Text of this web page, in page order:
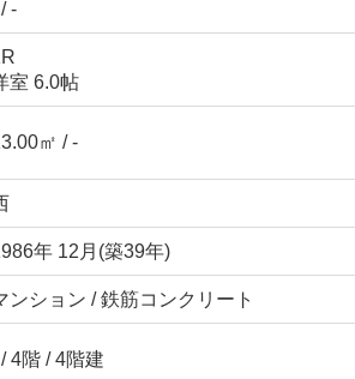
-
室 6.0帖
㎡ / -
年 12月(築39年)
ンション / 鉄筋コンクリート
4階 / 4階建